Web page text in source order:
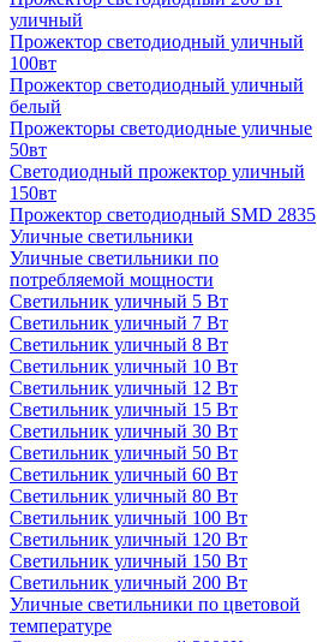
уличный
Прожектор светодиодный уличный
100вт
Прожектор светодиодный уличный
белый
Прожекторы светодиодные уличные
50вт
Светодиодный прожектор уличный
150вт
Прожектор светодиодный SMD 2835
Уличные светильники
Уличные светильники по
потребляемой мощности
Светильник уличный 5 Вт
Светильник уличный 7 Вт
Светильник уличный 8 Вт
Светильник уличный 10 Вт
Светильник уличный 12 Вт
Светильник уличный 15 Вт
Светильник уличный 30 Вт
Светильник уличный 50 Вт
Светильник уличный 60 Вт
Светильник уличный 80 Вт
Светильник уличный 100 Вт
Светильник уличный 120 Вт
Светильник уличный 150 Вт
Светильник уличный 200 Вт
Уличные светильники по цветовой
температуре